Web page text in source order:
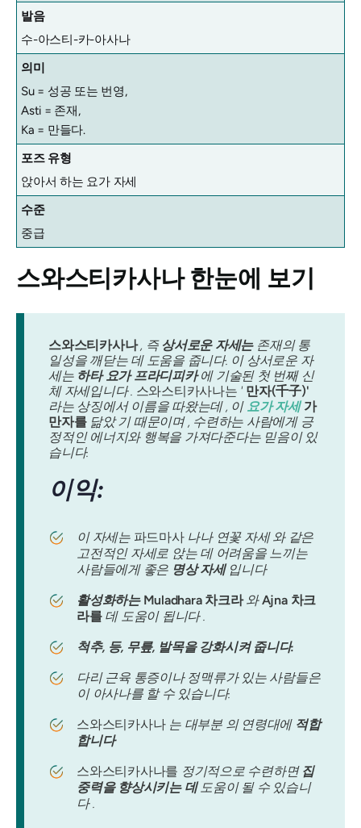
발음
수-아스티-카-아사나
의미
Su = 성공 또는 번영,
Asti = 존재,
Ka = 만들다.
포즈 유형
앉아서 하는 요가 자세
수준
중급
스와스티카사나한눈에 보기
스와스티카사나, 즉 상서로운 자세는존재의 통
일성을 깨닫는 데 도움을 줍니다. 이 상서로운 자
세는 하타 요가 프라디피카에 기술된 첫 번째 신
체 자세입니다 . 스와스티카사나는 ' 만자(千子)'
라는 상징에서 이름을 따왔는데 , 이 요가 자세 가
만자를닮았 기 때문이며 , 수련하는 사람에게 긍
정적인 에너지와 행복을 가져다준다는 믿음이 있
습니다.
이익:
이 자세는 파드마사나나 연꽃 자세 와 같은
고전적인 자세로 앉는 데 어려움을 느끼는
사람들에게 좋은 명상 자세입니다
활성화하는 Muladhara 차크라와Ajna 차크
라를데 도움이 됩니다 .
척추, 등, 무릎, 발목을 강화시켜 줍니다.
다리 근육 통증이나 정맥류가 있는 사람들은
이 아사나를 할 수 있습니다.
스와스티카사나는 대부분 의 연령대에 적합
합니다
스와스티카사나를 정기적으로 수련하면 집
중력을 향상시키는 데도움이 될 수 있습니
다 .